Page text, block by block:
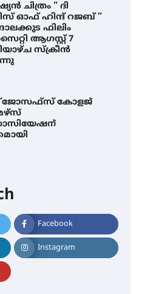
ചിത്രം ” ദി
ഓഫ് ഹിന്ദ് റജബ് ”
ഫിലിം
ആഗസ്റ്റ് 7
സ്‌ക്രീൻ
ജോസഫ്സ് കോളജ്
Facebook
Instagram
യൂണിവേഴ്‌സിറ്റിയിൽ
ഇംഗ്ളീഷ്
ഡോക്ടറേറ്റ്
എൻ. ആര്യ